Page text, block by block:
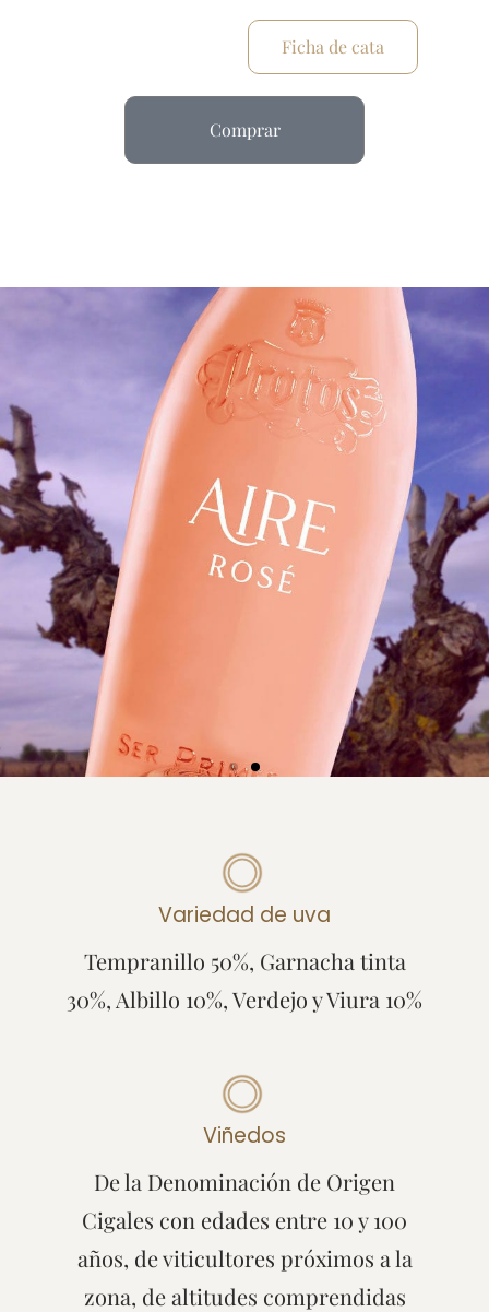
Ficha de cata
Comprar
Variedad de uva
Tempranillo 50%, Garnacha tinta
30%, Albillo 10%, Verdejo y Viura 10%
Viñedos
De la Denominación de Origen
Cigales con edades entre 10 y 100
años, de viticultores próximos a la
zona, de altitudes comprendidas